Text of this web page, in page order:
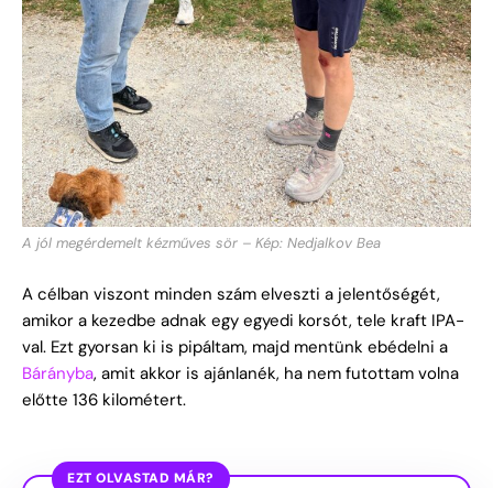
A jól megérdemelt kézműves sör – Kép: Nedjalkov Bea
A célban viszont minden szám elveszti a jelentőségét,
amikor a kezedbe adnak egy egyedi korsót, tele kraft IPA-
val. Ezt gyorsan ki is pipáltam, majd mentünk ebédelni a
Bárányba, amit akkor is ajánlanék, ha nem futottam volna
előtte 136 kilométert.
EZT OLVASTAD MÁR?